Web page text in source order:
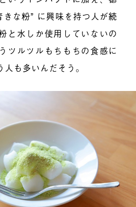
な粉” に興味を持つ人が続
と水しか使用していないの
ツルツルもちもちの食感に
も多いんだそう。